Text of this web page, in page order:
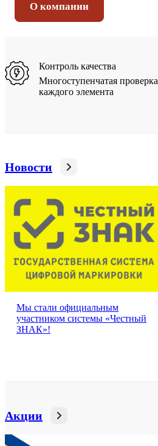
О компании
Контроль качества
Многоступенчатая проверка
каждого элемента
Новости
Мы стали официальным
участником системы «Честный
ЗНАК»!
Акции